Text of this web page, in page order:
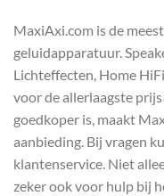
MaxiAxi.com is de
geluidapparatuur.
Lichteffecten, Home
voor de allerlaagste
goedkoper is, maakt
aanbieding. Bij vragen
klantenservice. Niet
zeker ook voor hulp bij